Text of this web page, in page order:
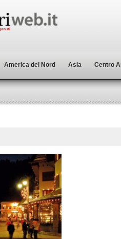
America del Nord Asia Centro